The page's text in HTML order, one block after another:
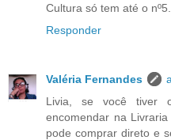
Cultura só tem até o nº5.
Responder
Valéria Fernandes
Livia, se você tiver
encomendar na
pode comprar direto e